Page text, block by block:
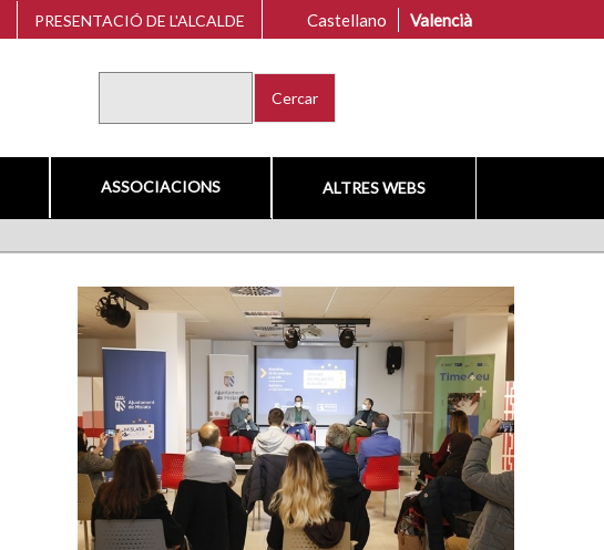
PRESENTACIÓ DE L'ALCALDE Castellano Valencià
ASSOCIACIONS ALTRES WEBS